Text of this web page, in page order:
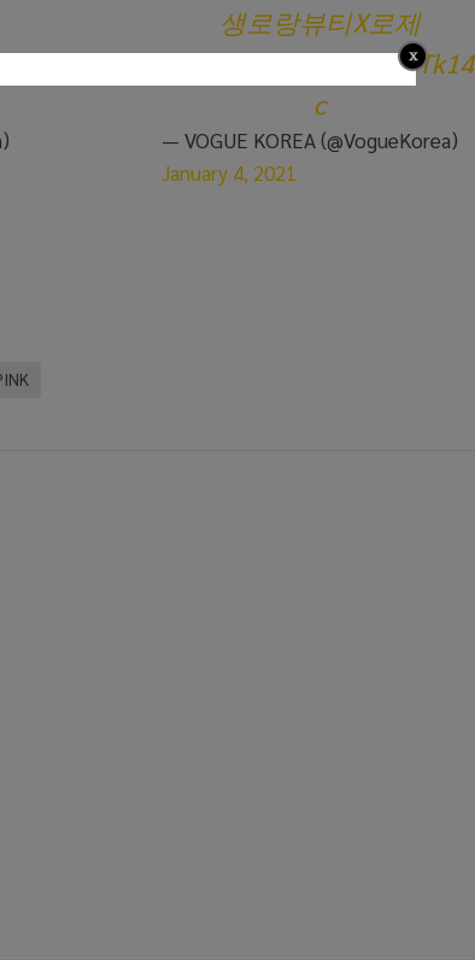
생로랑뷰티X로제
pic.twitter.com/R67x9Tk14
c
— VOGUE KOREA (@VogueKorea)
January 4, 2021